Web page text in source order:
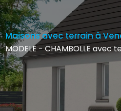
Maisons avec terrain à
MODELE - CHAMBOLLE avec